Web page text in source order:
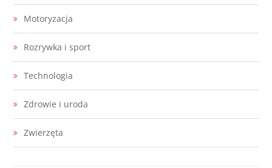
Motoryzacja
Rozrywka i sport
Technologia
Zdrowie i uroda
Zwierzęta